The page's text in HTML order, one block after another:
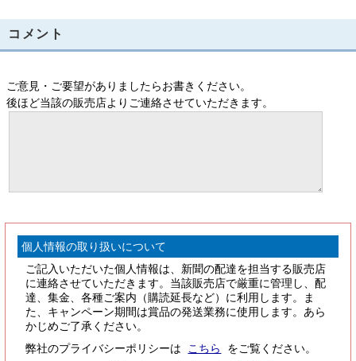
コメント
ご意見・ご要望がありましたらお書きください。
後ほど当該の販売店よりご連絡させていただきます。
個人情報の取り扱いについて
ご記入いただいた個人情報は、新聞の配達を担当する販売店
に連絡させていただきます。当該販売店で厳重に管理し、配
達、集金、各種ご案内（購読延長など）に利用します。ま
た、キャンペーン期間は賞品の発送業務に使用します。あら
かじめご了承ください。
弊社のプライバシーポリシーは こちら
をご覧ください。